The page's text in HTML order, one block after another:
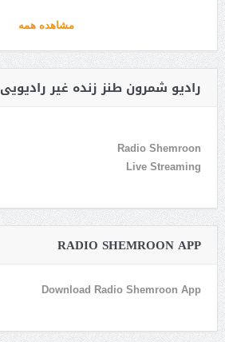
مشاهده همه
رادیو شمرون طنز زنده غیر رادیویی
Radio Shemroon
Live Streaming
RADIO SHEMROON APP
Download Radio Shemroon App